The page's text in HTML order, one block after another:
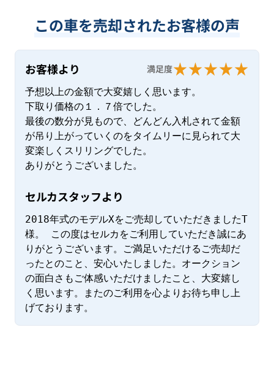
この車を売却されたお客様の声
お客様より 満足度
予想以上の金額で大変嬉しく思います。
下取り価格の１．７倍でした。
最後の数分が見もので、どんどん入札されて金額
が吊り上がっていくのをタイムリーに見られて大
変楽しくスリリングでした。
ありがとうございました。
セルカスタッフより
2018年式のモデルXをご売却していただきましたT
様。 この度はセルカをご利用していただき誠にあ
りがとうございます。ご満足いただけるご売却だ
ったとのこと、安心いたしました。オークション
の面白さもご体感いただけましたこと、大変嬉し
く思います。またのご利用を心よりお待ち申し上
げております。